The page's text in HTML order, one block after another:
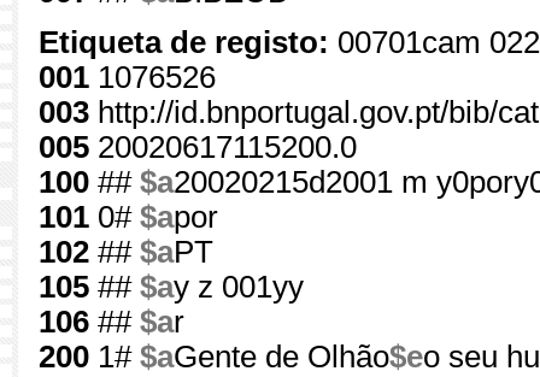
Etiqueta de registo: 00701cam
001 1076526
003 http://id.bnportugal.gov.pt/bib/
005 20020617115200.0
100 ## $a20020215d2001 m
101 0# $apor
102 ## $aPT
105 ## $ay z 001yy
106 ## $ar
200 1# $aGente de Olhão$eo seu